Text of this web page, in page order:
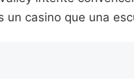
un casino que una